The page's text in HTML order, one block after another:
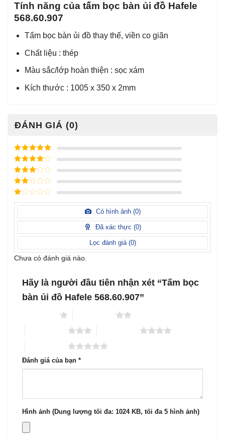
Tính năng của tấm bọc bàn ủi đồ Hafele
568.60.907
Tấm bọc bàn ủi đồ thay thế, viền co giãn
Chất liệu : thép
Màu sắc/lớp hoàn thiện : sọc xám
Kích thước : 1005 x 350 x 2mm
ĐÁNH GIÁ (0)
Được xếp
hạng
5
5
sao
Được xếp
hạng
4
5
sao
Được
xếp
hạng3
5 sao
Được
hạng
sao
Được
hạng
sao
Có hình ảnh (0)
Đã xác thực (0)
Lọc đánh giá (0)
Chưa có đánh giá nào.
Hãy là người đầu tiên nhận xét “Tấm bọc
bàn ủi đồ Hafele 568.60.907”
Đánh giá của bạn *
Hình ảnh (Dung lượng tối đa: 1024 KB, tối đa 5 hình ảnh)